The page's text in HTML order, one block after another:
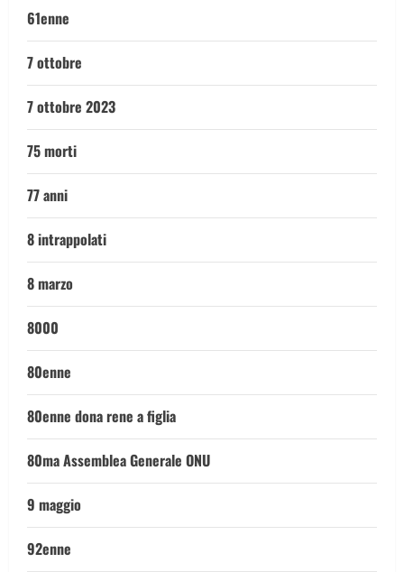
61enne
7 ottobre
7 ottobre 2023
75 morti
77 anni
8 intrappolati
8 marzo
8000
80enne
80enne dona rene a figlia
80ma Assemblea Generale ONU
9 maggio
92enne